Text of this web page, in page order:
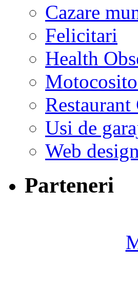
Cazare
Felicitari
Health
Restaurant
Usi de
Web
Parteneri